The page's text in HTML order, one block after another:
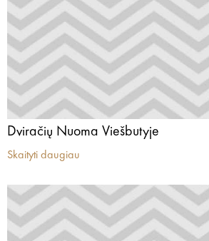
Dviračių Nuoma Viešbutyje
Skaityti daugiau